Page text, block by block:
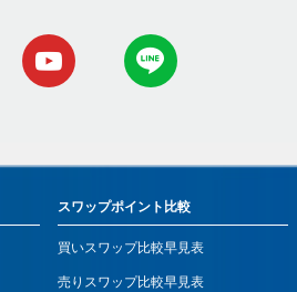
スワップポイント比較
買いスワップ比較早見表
売りスワップ比較早見表